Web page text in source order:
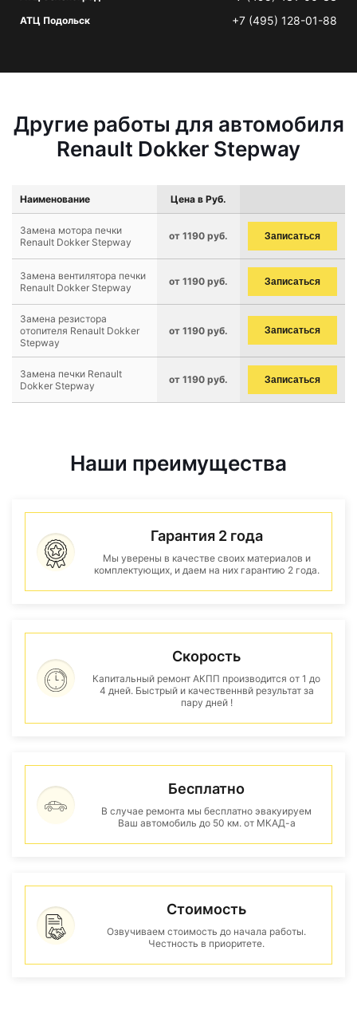
АТЦ Подольск +7 (495) 128-01-88
Другие работы для автомобиля
Renault Dokker Stepway
Наименование Цена в Руб.
Замена мотора печки
Renault Dokker Stepway
от 1190 руб. Записаться
Замена вентилятора печки
Renault Dokker Stepway
от 1190 руб. Записаться
Замена резистора
отопителя Renault Dokker
Stepway
от 1190 руб. Записаться
Замена печки Renault
Dokker Stepway
от 1190 руб. Записаться
Наши преимущества
Гарантия 2 года
Мы уверены в качестве своих материалов и
комплектующих, и даем на них гарантию 2 года.
Скорость
Капитальный ремонт АКПП производится от 1 до
4 дней. Быстрый и качественнвй результат за
пару дней !
Бесплатно
В случае ремонта мы бесплатно эвакуируем
Ваш автомобиль до 50 км. от МКАД-а
Стоимость
Озвучиваем стоимость до начала работы.
Честность в приоритете.